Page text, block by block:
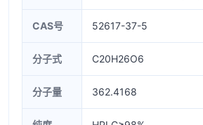
CAS号 52617-37-5
分子式 C20H26O6
分子量 362.4168